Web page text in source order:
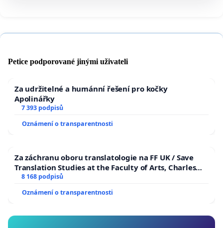
Petice podporované jinými uživateli
Za udržitelné a humánní řešení pro kočky
Apolinářky
7 393 podpisů
Oznámení o transparentnosti
Za záchranu oboru translatologie na FF UK / Save
Translation Studies at the Faculty of Arts, Charles
University
8 168 podpisů
Oznámení o transparentnosti